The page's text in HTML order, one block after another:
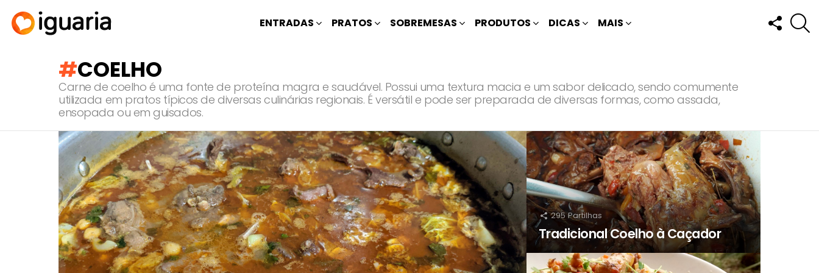
ENTRADAS PRATOS SOBREMESAS PRODUTOS DICAS MAIS
FOLLOW
US
COELHO
Carne de coelho é uma fonte de proteína magra e saudável. Possui uma textura macia e um sabor delicado, sendo comumente
utilizada em pratos típicos de diversas culinárias regionais. É versátil e pode ser preparada de diversas formas, como assada,
ensopada ou em guisados.
RECOMENDADOS
295 Partilhas
Tradicional Coelho à Caçador